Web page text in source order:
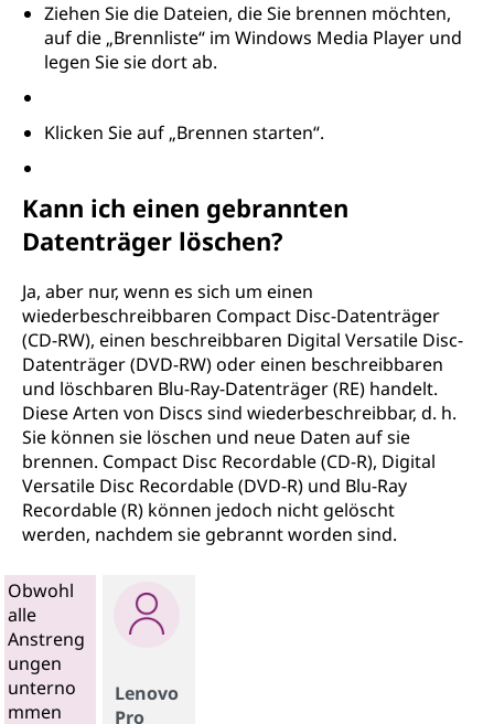
Ziehen Sie die Dateien, die Sie brennen möchten,
auf die „Brennliste“ im Windows Media Player und
legen Sie sie dort ab.
Klicken Sie auf „Brennen starten“.
Kann ich einen gebrannten
Datenträger löschen?
Ja, aber nur, wenn es sich um einen
wiederbeschreibbaren Compact Disc-Datenträger
(CD-RW), einen beschreibbaren Digital Versatile Disc-
Datenträger (DVD-RW) oder einen beschreibbaren
und löschbaren Blu-Ray-Datenträger (RE) handelt.
Diese Arten von Discs sind wiederbeschreibbar, d. h.
Sie können sie löschen und neue Daten auf sie
brennen. Compact Disc Recordable (CD-R), Digital
Versatile Disc Recordable (DVD-R) und Blu-Ray
Recordable (R) können jedoch nicht gelöscht
werden, nachdem sie gebrannt worden sind.
Obwohl
alle
Anstreng
ungen
unterno
mmen
Lenovo
Pro